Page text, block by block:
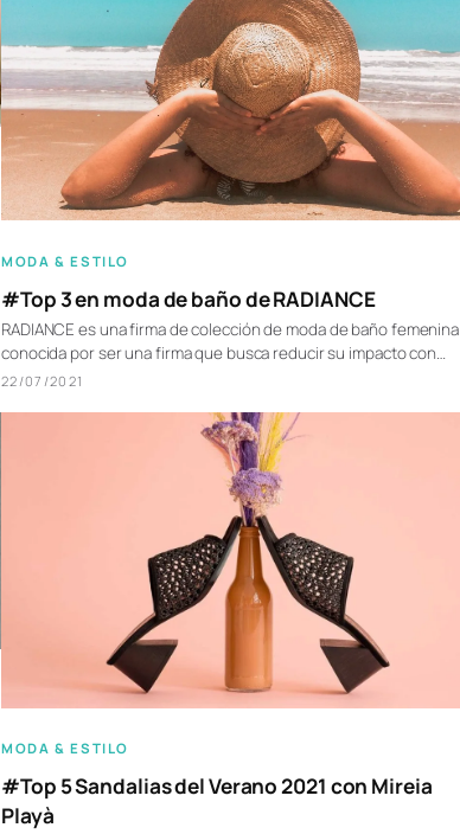
MODA & ESTILO
#Top 3 en moda de baño de RADIANCE
RADIANCE es una firma de colección de moda de baño femenina
conocida por ser una firma que busca reducir su impacto con…
22/07/2021
MODA & ESTILO
#Top 5 Sandalias del Verano 2021 con Mireia
Playà